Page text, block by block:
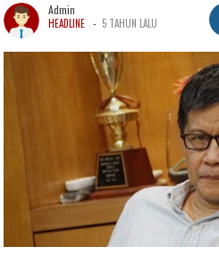
Admin
HEADLINE - 5 TAHUN LALU